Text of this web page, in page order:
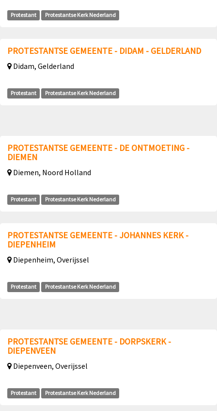
Protestant Protestantse Kerk Nederland
PROTESTANTSE GEMEENTE - DIDAM - GELDERLAND
Didam, Gelderland
Protestant Protestantse Kerk Nederland
PROTESTANTSE GEMEENTE - DE ONTMOETING -
DIEMEN
Diemen, Noord Holland
Protestant Protestantse Kerk Nederland
PROTESTANTSE GEMEENTE - JOHANNES KERK -
DIEPENHEIM
Diepenheim, Overijssel
Protestant Protestantse Kerk Nederland
PROTESTANTSE GEMEENTE - DORPSKERK -
DIEPENVEEN
Diepenveen, Overijssel
Protestant Protestantse Kerk Nederland